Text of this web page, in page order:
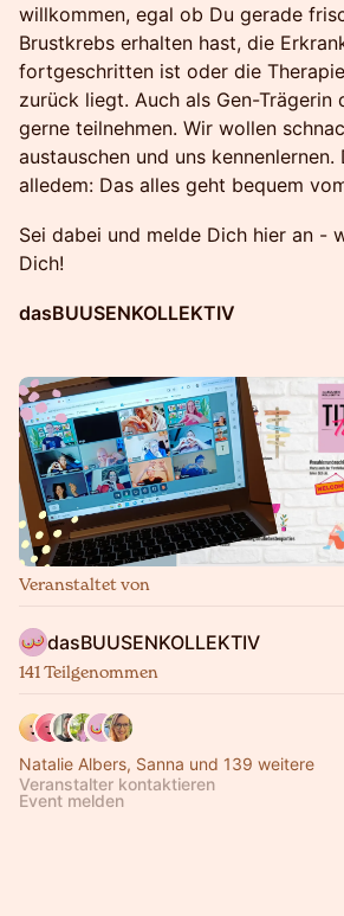
willkommen, egal ob Du gerade
Brustkrebs erhalten hast, die
fortgeschritten ist oder die
zurück liegt. Auch als Gen-Trägerin
gerne teilnehmen. Wir wollen
austauschen und uns kennenlernen.
alledem: Das alles geht bequem
Sei dabei und melde Dich hier an -
Dich!
dasBUUSENKOLLEKTIV
Veranstaltet von
dasBUUSENKOLLEKTIV
141 Teilgenommen
Natalie Albers, Sanna und 139 weitere
Veranstalter kontaktieren
Event melden